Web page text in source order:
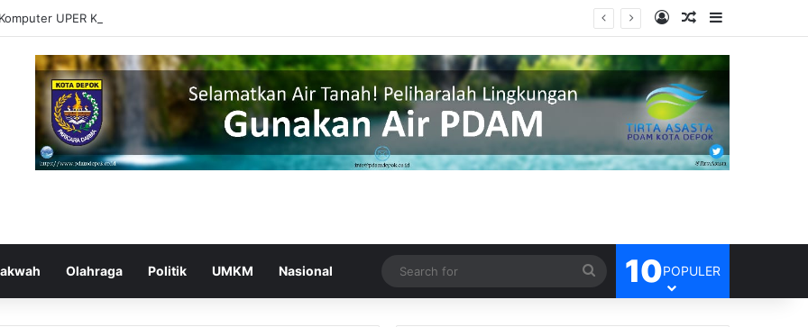
UPER Kembangkan Netrash, Bikin Pengelolaan Sampah Makin Efisien Log InRandom Article
Olahraga Politik UMKM Nasional
Search
for
10POPULER